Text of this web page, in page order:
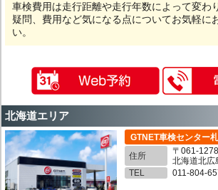
車検費用は走行距離や走行年数によって変わ
疑問、費用など気になる点についてお気軽に
い。
北海道エリア
GTNET車検センター
住所
〒061-1278
北海道北広
TEL
011-804-